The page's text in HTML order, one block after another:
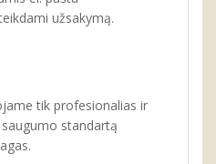
užsakymą.
tik profesionalias ir
saugumo standartą